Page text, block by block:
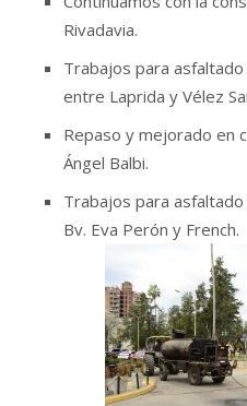
Rivadavia.
Trabajos para
entre Laprida y Vélez
Repaso y mejorado en
Ángel Balbi.
Trabajos para
Bv. Eva Perón y French.